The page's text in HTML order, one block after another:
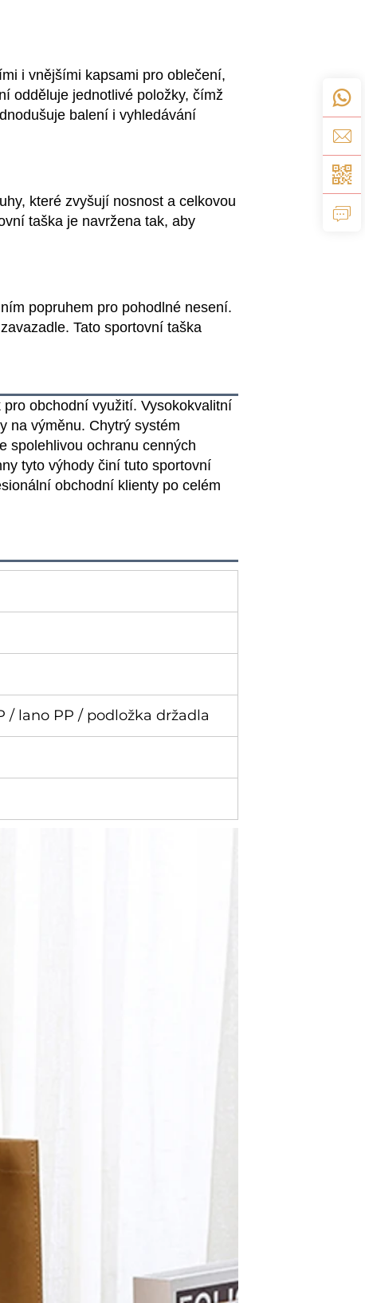
i vnějšími kapsami pro oblečení,
odděluje jednotlivé položky, čímž
balení i vyhledávání
které zvyšují nosnost a celkovou
taška je navržena tak, aby
popruhem pro pohodlné nesení.
Tato sportovní taška
obchodní využití. Vysokokvalitní
na výměnu. Chytrý systém
spolehlivou ochranu cenných
tyto výhody činí tuto sportovní
obchodní klienty po celém
/ lano PP / podložka držadla